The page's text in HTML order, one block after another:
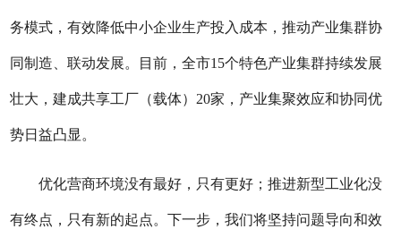
务模式，有效降低中小企业生产投入成本，推动产业集群协
同制造、联动发展。目前，全市15个特色产业集群持续发展
壮大，建成共享工厂（载体） 20家，产业集聚效应和协同优
势日益凸显。
优化营商环境没有最好，只有更好；推进新型工业化没
有终点，只有新的起点。下一步，我们将坚持问题导向和效